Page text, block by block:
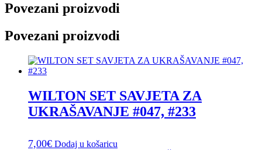
Povezani proizvodi
Povezani proizvodi
WILTON SET SAVJETA ZA
UKRAŠAVANJE #047, #233
7,00€ Dodaj u košaricu